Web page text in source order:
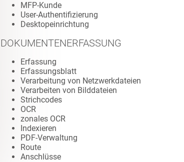
MFP-Kunde
User-Authentifizierung
Desktopeinrichtung
DOKUMENTENERFASSUNG
Erfassung
Erfassungsblatt
Verarbeitung von Netzwerkdateien
Verarbeiten von Bilddateien
Strichcodes
OCR
zonales OCR
Indexieren
PDF-Verwaltung
Route
Anschlüsse